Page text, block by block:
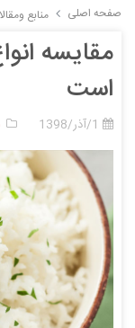
صفحه اصلی منابع
مقایسه
است